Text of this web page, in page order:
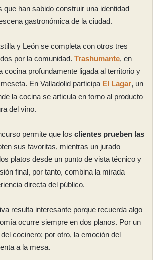
que han sabido construir una identidad
gastronómica de la ciudad.
y León se completa con otros tres
por la comunidad. Trashumante, en
cocina profundamente ligada al territorio y
En Valladolid participa El Lagar, un
la cocina se articula en torno al producto
del vino.
permite que los clientes prueben las
sus favoritas, mientras un jurado
platos desde un punto de vista técnico y
final, por tanto, combina la mirada
directa del público.
resulta interesante porque recuerda algo
ocurre siempre en dos planos. Por un
cocinero; por otro, la emoción del
a la mesa.